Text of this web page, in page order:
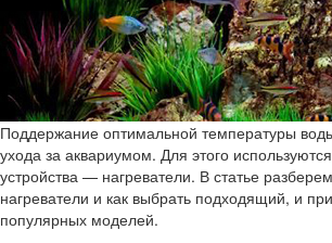
Поддержание оптимальной температуры
ухода за аквариумом. Для этого
устройства — нагреватели. В статье
нагреватели и как выбрать подходящий, и
популярных моделей.